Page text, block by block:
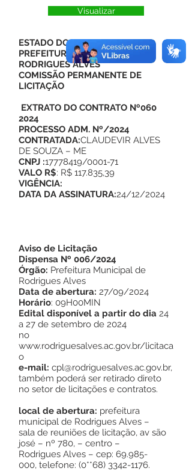
Visualizar
ESTADO DO ACRE
PREFEITURA MUNICIPAL DE
RODRIGUES ALVES
COMISSÃO PERMANENTE DE
LICITAÇÃO
EXTRATO DO CONTRATO Nº060
2024
PROCESSO ADM. Nº/2024
CONTRATADA:CLAUDEVIR ALVES
DE SOUZA – ME
CNPJ :17778419/0001-71
VALO R$: R$ 117.835,39
VIGÊNCIA:
DATA DA ASSINATURA:24/12/2024
Aviso de Licitação
Dispensa Nº 006/2024
Órgão: Prefeitura Municipal de
Rodrigues Alves
Data de abertura: 27/09/2024
Horário: 09H00MIN
Edital disponível a partir do dia 24
a 27 de setembro de 2024
no
www.rodriguesalves.ac.gov.br/licitaca
o
e-mail: cpl@rodriguesalves.ac.gov.br,
também poderá ser retirado direto
no setor de licitações e contratos.
local de abertura: prefeitura
municipal de Rodrigues Alves –
sala de reuniões de licitação, av são
josé – nº 780, – centro –
Rodrigues Alves – cep: 69.985-
000, telefone: (0**68) 3342-1176.